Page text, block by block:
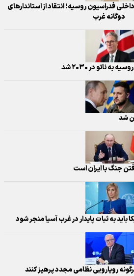
فدراسیون روسیه؛ انتقاد از استاندارهای
دوگانه غرب
ناتو در ۲۰۳۰ شد
شد
جنگ با ایران است
باید به ثبات پایدار در غرب آسیا منجر شود
رویارویی نظامی مجدد پرهیز کنند